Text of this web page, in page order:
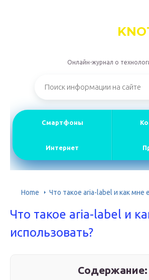
Онлайн-журнал о
Смартфоны
Интернет
Home Что такое aria-label и как мне
Что такое aria-label и
использовать?
Содержание: